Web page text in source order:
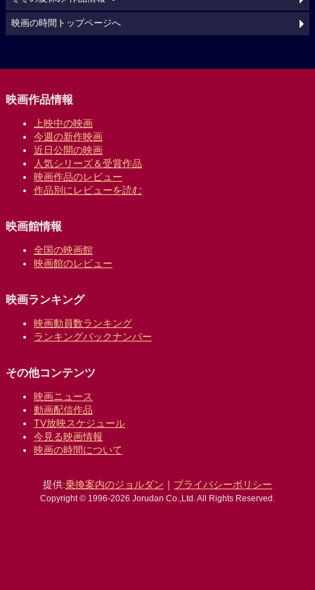
映画の時間トップページへ
映画作品情報
上映中の映画
今週の新作映画
近日公開の映画
人気シリーズ＆受賞作品
映画作品のレビュー
作品別にレビューを読む
映画館情報
全国の映画館
映画館のレビュー
映画ランキング
映画動員数ランキング
ランキングバックナンバー
その他コンテンツ
映画ニュース
動画配信作品
TV放映スケジュール
今見る映画情報
映画の時間について
提供:乗換案内のジョルダン ｜ プライバシーポリシー
Copyright © 1996-2026 Jorudan Co.,Ltd. All Rights Reserved.